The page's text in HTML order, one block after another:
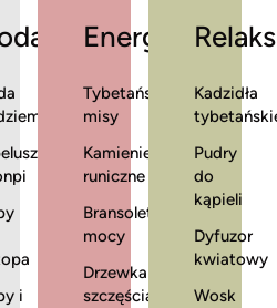
i
Energia
Tybetańskie
misy
Kamienie
runiczne
Bransoletki
mocy
Drzewka
szczęścia
Relaks
Kadzidła
Pudry
do
kąpieli
Dyfuzor
kwiatowy
Wosk